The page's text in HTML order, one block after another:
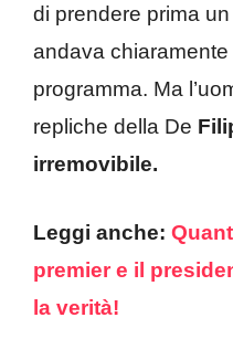
di prendere prima un
andava
programma. Ma
repliche della De
irremovibile.
Leggi anche:
premier e il
la verità!